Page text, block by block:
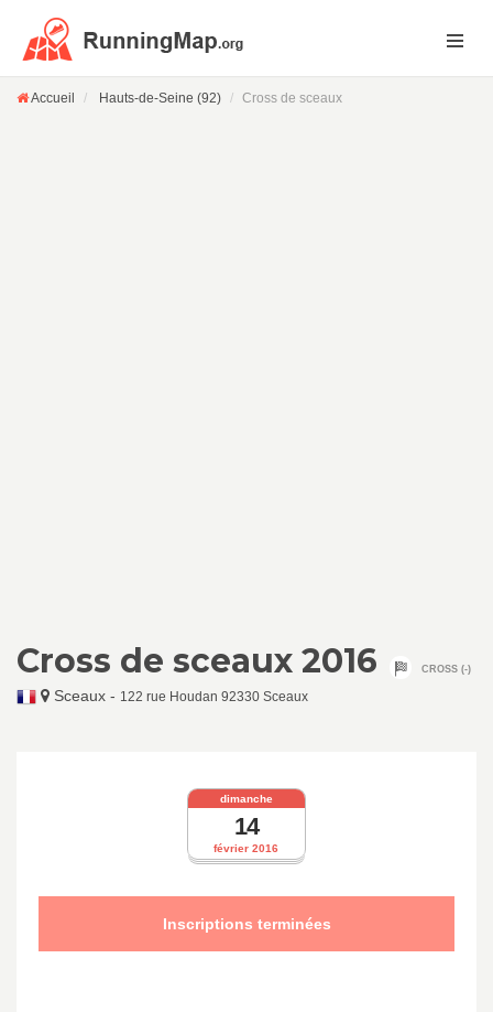
Accueil Hauts-de-Seine (92) Cross de sceaux
Cross de sceaux 2016
Sceaux - 122 rue Houdan 92330 Sceaux
CROSS (-)
février 2016
dimanche
14
Inscriptions terminées